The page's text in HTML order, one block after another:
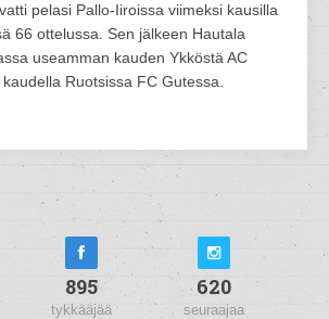
pelasi Pallo-Iiroissa viimeksi kausilla
66 ottelussa. Sen jälkeen Hautala
useamman kauden Ykköstä AC
Ruotsissa FC Gutessa.
895
tykkääjää
620
seuraajaa